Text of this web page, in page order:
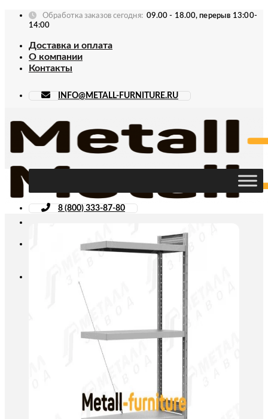
Skip
Обработка заказов сегодня: 09.00 - 18.00, перерыв 13:00-
14:00
Доставка и оплата
О компании
Контакты
INFO@METALL-FURNITURE.RU
8 (800) 333-87-80